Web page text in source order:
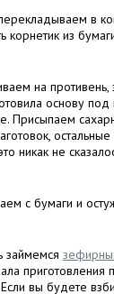
в
корнетик из
на противень,
основу
Присыпаем
никак не
с бумаги и
займемся
вы будете